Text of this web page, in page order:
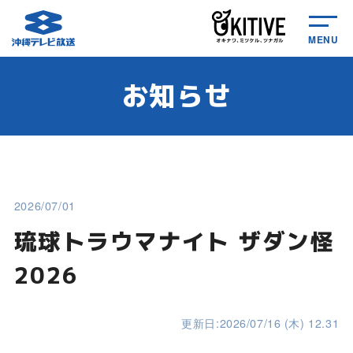
MENU
お知らせ
2026/07/01
琉球トラウマナイト ザダン怪
2026
更新日:2026/07/16 (木) 12.31